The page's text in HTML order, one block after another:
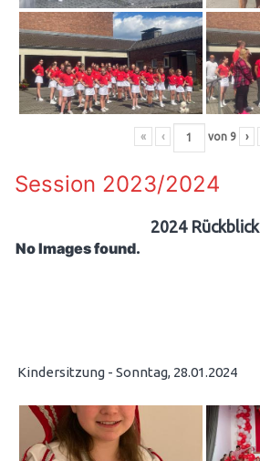
« ‹ von 9 ›
Session 2023/2024
2024 Rückblick
No Images found.
Kindersitzung - Sonntag, 28.01.2024